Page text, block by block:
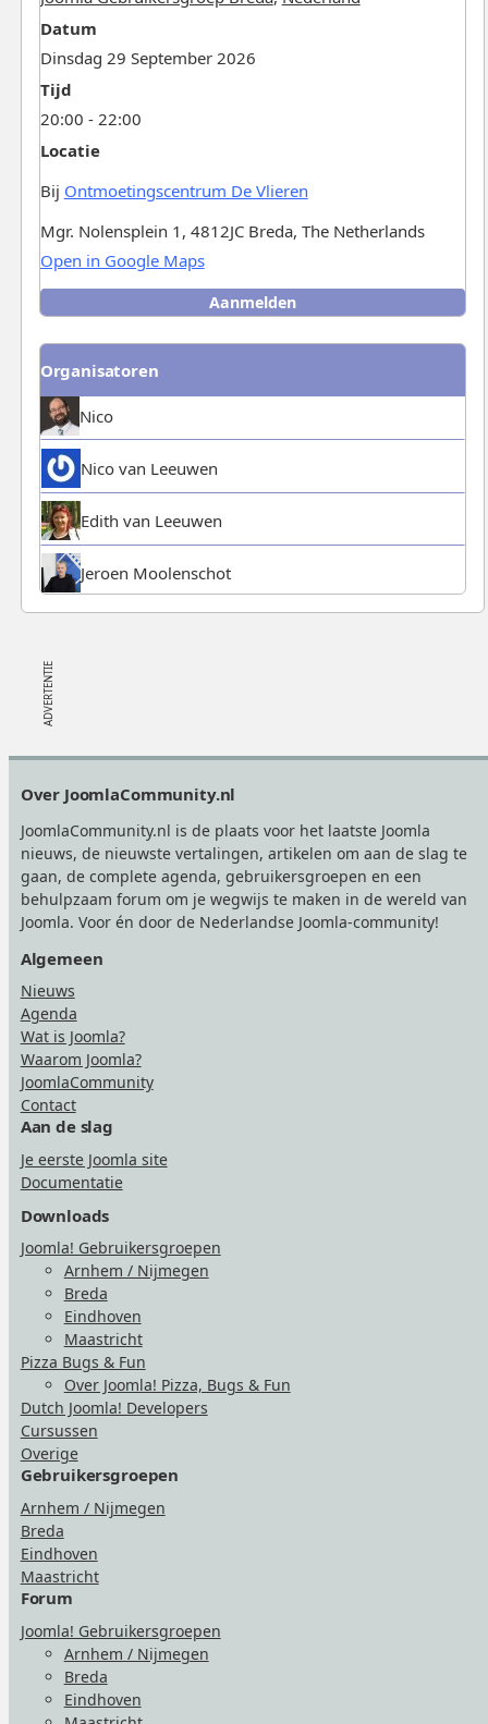
Datum
Dinsdag 29 September 2026
Tijd
20:00 - 22:00
Locatie
Bij Ontmoetingscentrum De Vlieren
Mgr. Nolensplein 1, 4812JC Breda, The Netherlands
Open in Google Maps
/
Afmelden
Aanmelden
Organisatoren
Nico
Nico van Leeuwen
Edith van Leeuwen
Jeroen Moolenschot
Over JoomlaCommunity.nl
JoomlaCommunity.nl is de plaats voor het laatste Joomla
nieuws, de nieuwste vertalingen, artikelen om aan de slag te
gaan, de complete agenda, gebruikersgroepen en een
behulpzaam forum om je wegwijs te maken in de wereld van
Joomla. Voor én door de Nederlandse Joomla-community!
Algemeen
Nieuws
Agenda
Wat is Joomla?
Waarom Joomla?
JoomlaCommunity
Contact
Aan de slag
Je eerste Joomla site
Documentatie
Downloads
Joomla! Gebruikersgroepen
Arnhem / Nijmegen
Breda
Eindhoven
Maastricht
Pizza Bugs & Fun
Over Joomla! Pizza, Bugs & Fun
Dutch Joomla! Developers
Cursussen
Overige
Gebruikersgroepen
Arnhem / Nijmegen
Breda
Eindhoven
Maastricht
Forum
Joomla! Gebruikersgroepen
Arnhem / Nijmegen
Breda
Eindhoven